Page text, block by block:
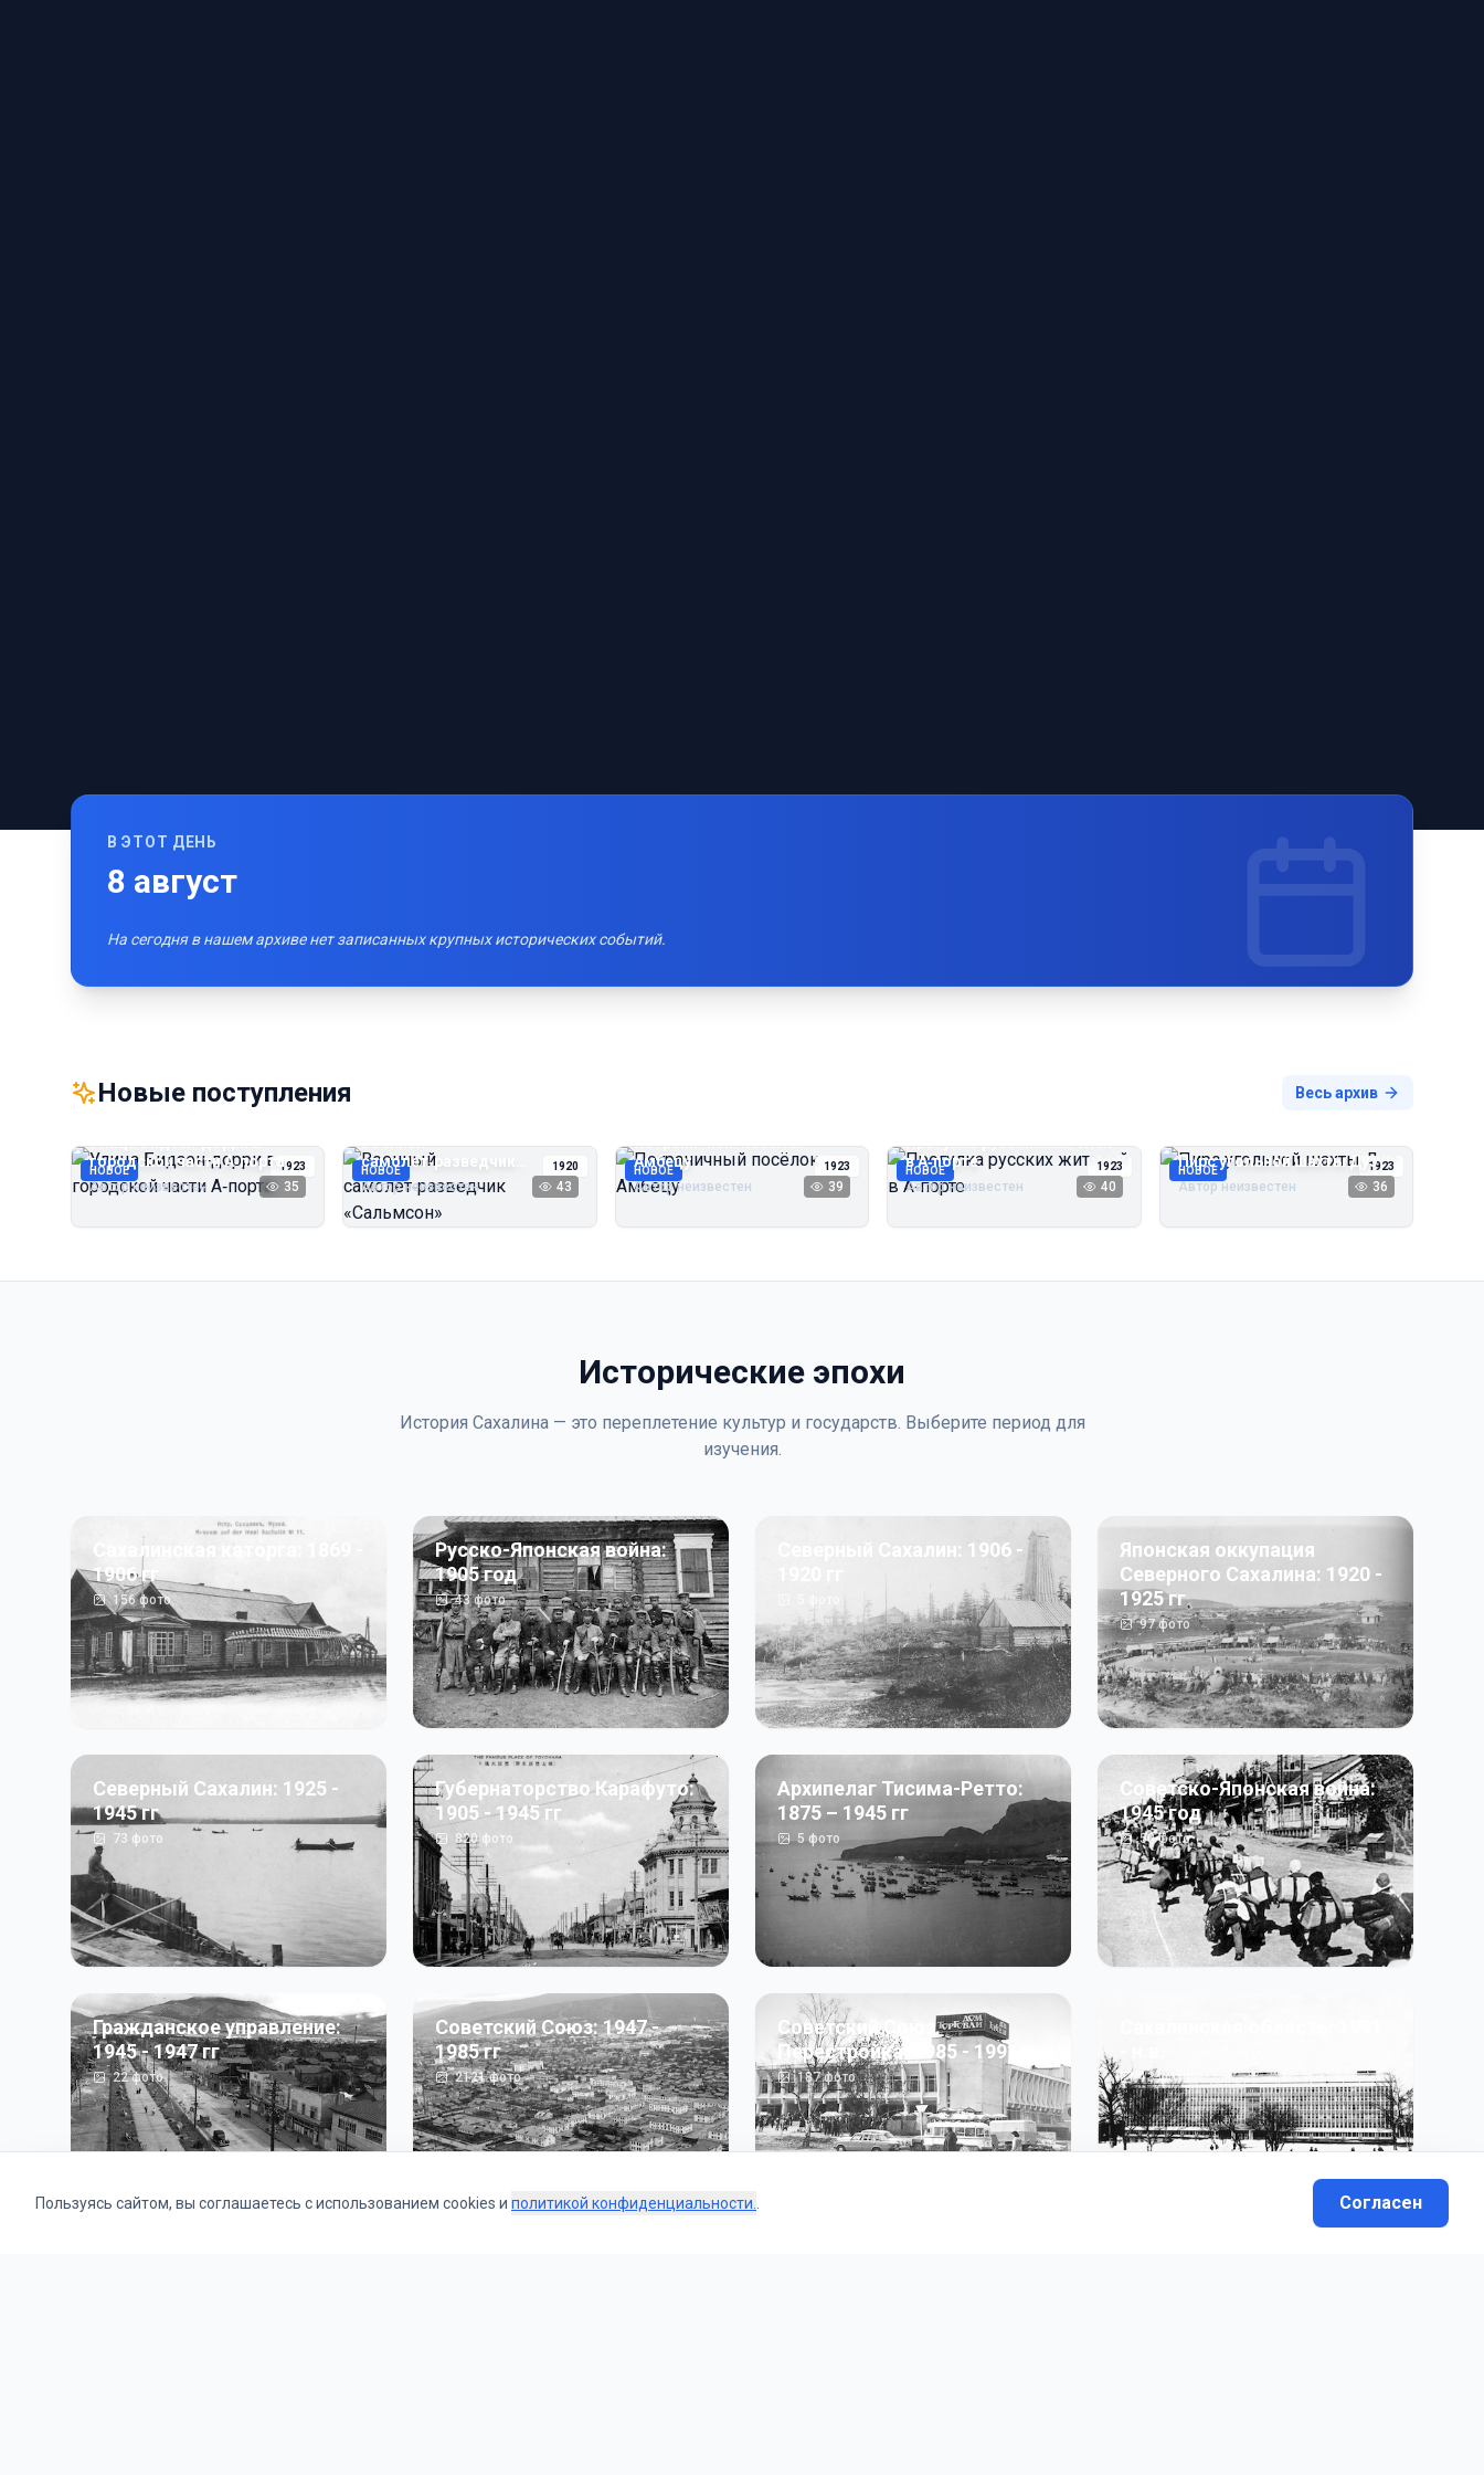
В ЭТОТ ДЕНЬ
8 август
На сегодня в нашем архиве нет записанных крупных исторических событий.
Новые поступления Весь архив
НОВОЕ 1923
Улица Бидзэн‑дорри в
городской части А‑порта
Автор неизвестен 35
НОВОЕ 1920
Военный
самолёт‑разведчик
«Сальмсон»
Автор неизвестен 43
НОВОЕ 1923
Пограничный посёлок
Амбецу
Автор неизвестен 39
НОВОЕ 1923
Прогулка русских жителей
в А‑порте
Автор неизвестен 40
НОВОЕ 1923
Пирс угольной шахты Дуэ
Автор неизвестен 36
Исторические эпохи
История Сахалина — это переплетение культур и государств. Выберите период для
изучения.
Сахалинская каторга: 1869 -
1906 гг
156фото
Русско-Японская война:
1905 год
43фото
Северный Сахалин: 1906 -
Японская оккупация
Северного Сахалина: 1920 -
1925 гг
97фото
Северный Сахалин: 1925 -
1945 гг
73 фото
Губернаторство Карафуто:
1905 - 1945 гг
820фото
Архипелаг Тисима-Ретто:
1875 – 1945 гг
5фото
Советско-Японская война:
1945 год
50фото
Гражданское управление:
1945 - 1947 гг
22фото
Советский Союз: 1947 -
1985 гг
2121фото
Советский Союз.
Перестройка: 1985 - 1991 гг
187фото 13фото
Пользуясь сайтом, вы соглашаетесь с использованием cookies и политикой конфиденциальности. Согласен